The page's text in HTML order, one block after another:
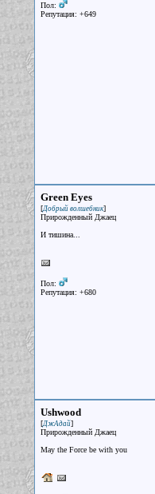
Пол:
Репутация: +649
Green Eyes
[Добрый волшебник]
Прирожденный Джаец
И тишина...
Пол:
Репутация: +680
Ushwood
[ДжАдай]
Прирожденный Джаец
May the Force be with you